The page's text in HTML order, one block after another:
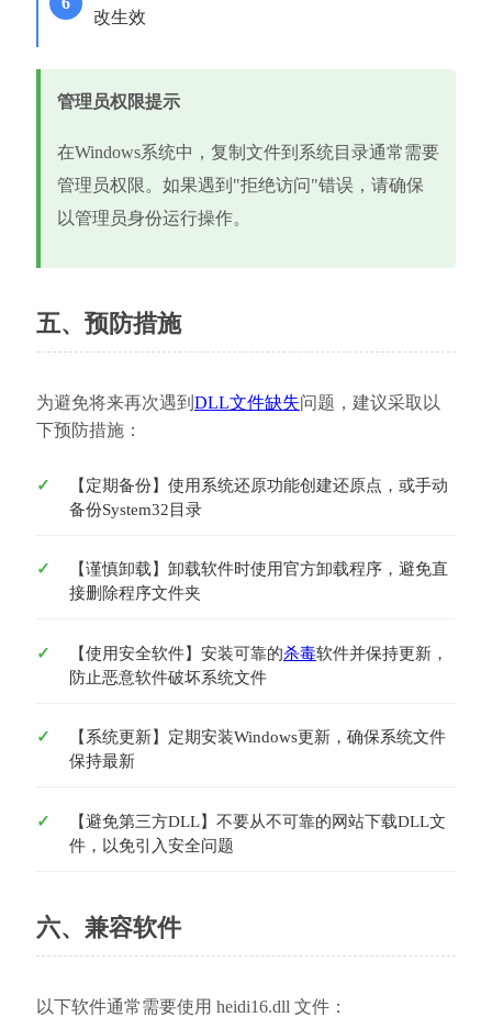
改生效
管理员权限提示
在Windows系统中，复制文件到系统目录通常需要
管理员权限。如果遇到"拒绝访问"错误，请确保
以管理员身份运行操作。
五、预防措施
为避免将来再次遇到 DLL文件缺失问题，建议采取以
下预防措施：
【定期备份】使用系统还原功能创建还原点，或手动
备份System32目录
【谨慎卸载】卸载软件时使用官方卸载程序，避免直
接删除程序文件夹
【使用安全软件】安装可靠的杀毒软件并保持更新，
防止恶意软件破坏系统文件
【系统更新】定期安装Windows更新，确保系统文件
保持最新
【避免第三方DLL】不要从不可靠的网站下载DLL文
件，以免引入安全问题
六、兼容软件
以下软件通常需要使用 heidi16.dll 文件：